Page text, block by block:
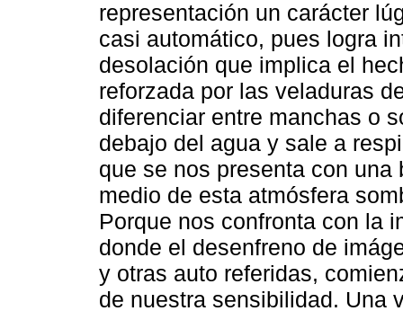
representación un carácter
casi automático, pues logra
desolación que implica el
reforzada por las veladuras
diferenciar entre manchas o
debajo del agua y sale a
que se nos presenta con
medio de esta atmósfera
Porque nos confronta con la
donde el desenfreno de
y otras auto referidas,
de nuestra sensibilidad. Una